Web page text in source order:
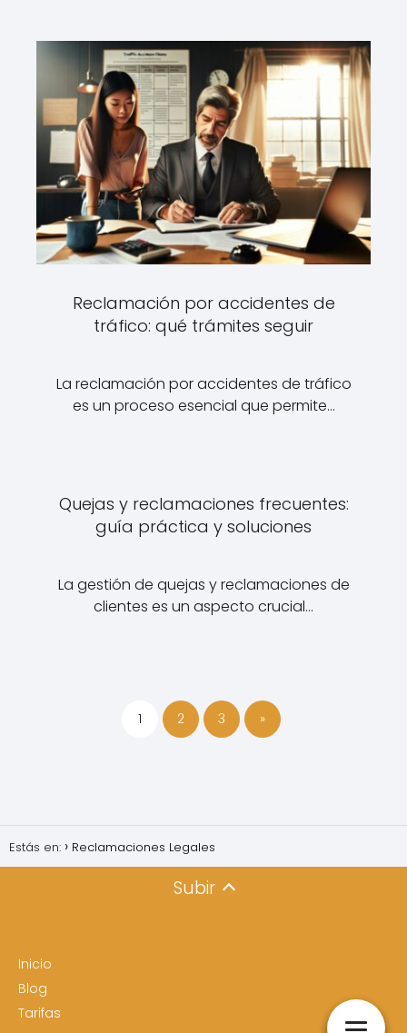
Reclamación por accidentes de
tráfico: qué trámites seguir
La reclamación por accidentes de tráfico
es un proceso esencial que permite…
Quejas y reclamaciones frecuentes:
guía práctica y soluciones
La gestión de quejas y reclamaciones de
clientes es un aspecto crucial…
1 2 3 »
Estás en: Reclamaciones Legales
Subir
Inicio
Blog
Tarifas